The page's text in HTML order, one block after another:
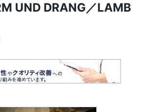
UND DRANG／LAMB